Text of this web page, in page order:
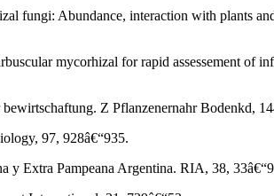
fungi: Abundance, interaction with plants
mycorhizal for rapid assessement of
Z Pflanzenernahr Bodenkd,
97, 928â€“935.
y Extra Pampeana Argentina. RIA, 38,